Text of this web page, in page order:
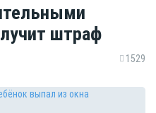
штраф
1529